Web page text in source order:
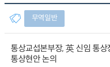
무역일반
통상교섭본부장, 英 신임 통
통상현안 논의